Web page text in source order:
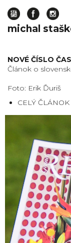
michal
NOVÉ ČÍSLO
Článok o
Foto: Erik Ďuriš
CELÝ